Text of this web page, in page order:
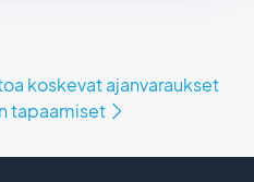
koskevat ajanvaraukset
tapaamiset